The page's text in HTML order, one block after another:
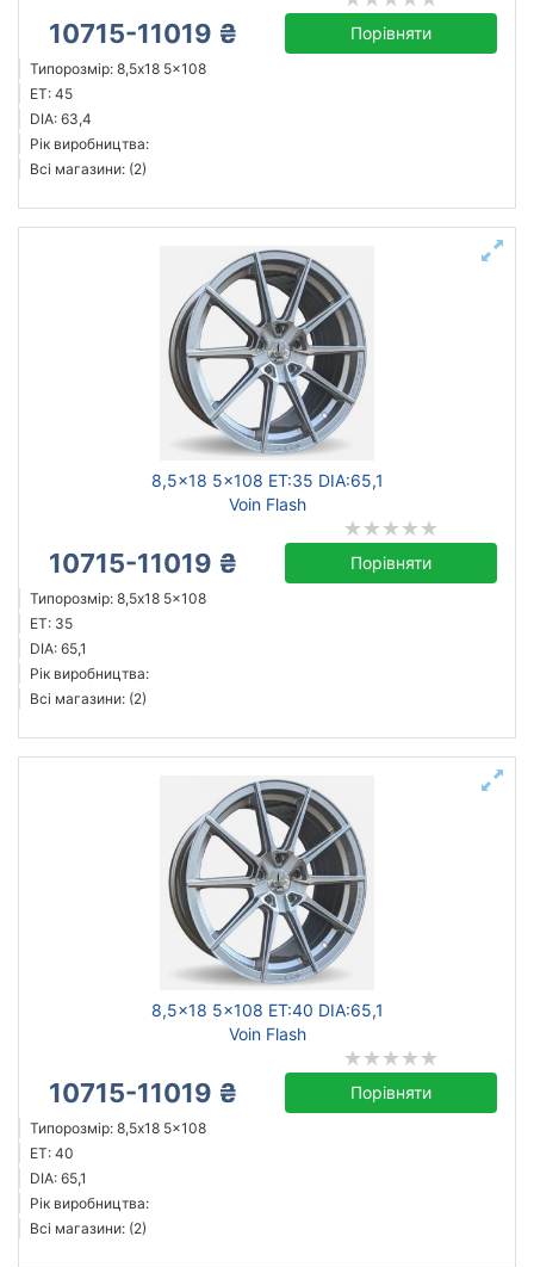
10715-11019 ₴ Порівняти
Типорозмір: 8,5x18 5x108
ET: 45
DIA: 63,4
Рік виробництва:
Всі магазини: (2)
8,5x18 5x108 ET:35 DIA:65,1
Voin Flash
10715-11019 ₴ Порівняти
Типорозмір: 8,5x18 5x108
ET: 35
DIA: 65,1
Рік виробництва:
Всі магазини: (2)
8,5x18 5x108 ET:40 DIA:65,1
Voin Flash
10715-11019 ₴ Порівняти
Типорозмір: 8,5x18 5x108
ET: 40
DIA: 65,1
Рік виробництва:
Всі магазини: (2)